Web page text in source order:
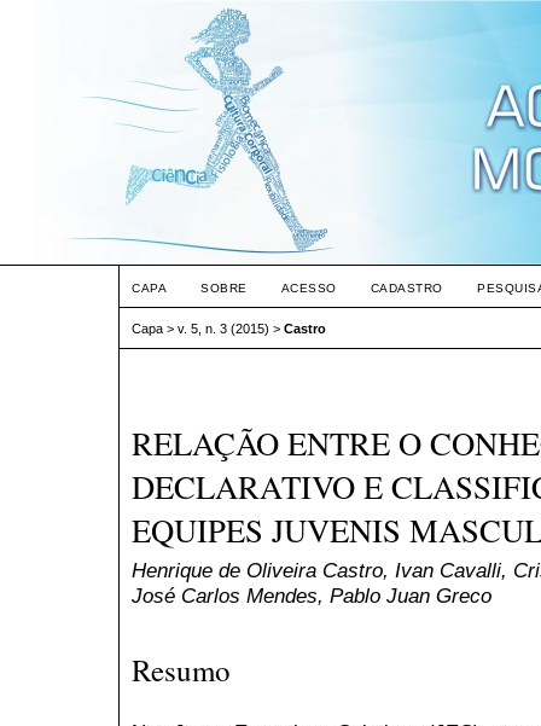
CAPA SOBRE ACESSO CADASTRO
Capa > v. 5, n. 3 (2015) > Castro
RELAÇÃO ENTRE O
DECLARATIVO E
EQUIPES JUVENIS
Henrique de Oliveira Castro, Ivan Cavalli,
José Carlos Mendes, Pablo Juan Greco
Resumo